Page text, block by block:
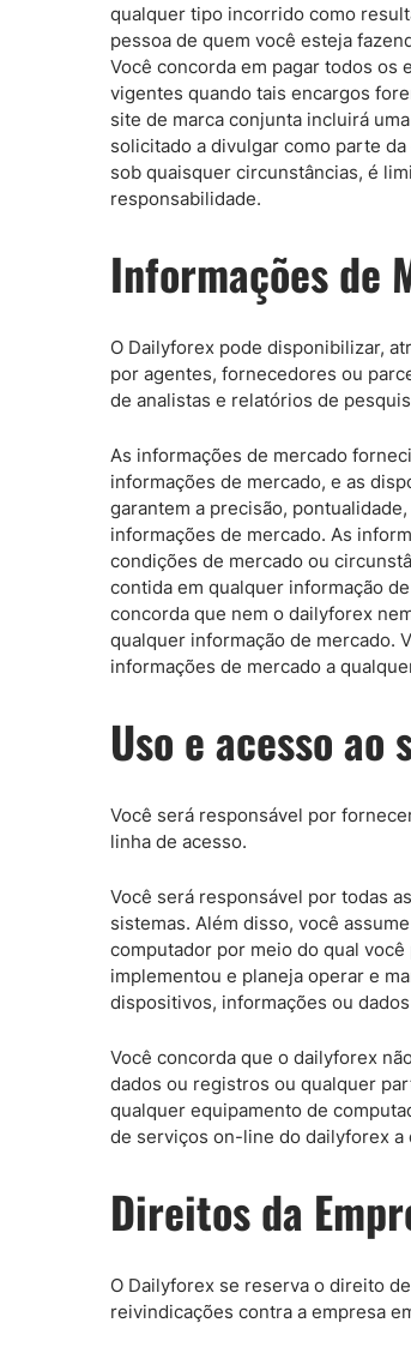
qualquer tipo incorrido como
pessoa de quem você esteja
Você concorda em pagar todos
vigentes quando tais encargos
site de marca conjunta incluirá
solicitado a divulgar como parte
sob quaisquer circunstâncias, é
responsabilidade.
Informações de
O Dailyforex pode disponibilizar,
por agentes, fornecedores ou
de analistas e relatórios de
As informações de mercado
informações de mercado, e as
garantem a precisão,
informações de mercado. As
condições de mercado ou
contida em qualquer informação
concorda que nem o dailyforex
qualquer informação de mercado.
informações de mercado a
Uso e acesso ao
Você será responsável por
linha de acesso.
Você será responsável por todas
sistemas. Além disso, você
computador por meio do qual você
implementou e planeja operar e
dispositivos, informações ou
Você concorda que o dailyforex
dados ou registros ou qualquer
qualquer equipamento de
de serviços on-line do dailyforex
Direitos da
O Dailyforex se reserva o direito
reivindicações contra a empresa